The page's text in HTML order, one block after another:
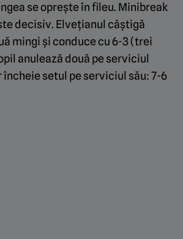
se oprește în fileu. Minibreak
decisiv. Elvețianul câștigă
mingi și conduce cu 6-3 (trei
anulează două pe serviciul
încheie setul pe serviciul său: 7-6